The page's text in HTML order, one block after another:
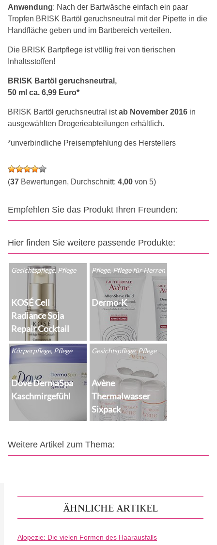
Anwendung: Nach der Bartwäsche einfach ein paar
Tropfen BRISK Bartöl geruchsneutral mit der Pipette in die
Handfläche geben und im Bartbereich verteilen.
Die BRISK Bartpflege ist völlig frei von tierischen
Inhaltsstoffen!
BRISK Bartöl geruchsneutral,
50 ml ca. 6,99 Euro*
BRISK Bartöl geruchsneutral istab November 2016 in
ausgewählten Drogerieabteilungen erhältlich.
*unverbindliche Preisempfehlung des Herstellers
(37 Bewertungen, Durchschnitt: 4,00 von 5)
Empfehlen Sie das Produkt Ihren Freunden:
Hier finden Sie weitere passende Produkte:
Gesichtspflege, Pflege
KOSÉ Cell
Radiance Soja
Repair Cocktail
Pflege, Pflege für Herren
Dermo-K
Körperpflege, Pflege
Dove DermaSpa
Kaschmirgefühl
Gesichtspflege, Pflege
Avène
Thermalwasser
Sixpack
Weitere Artikel zum Thema:
ÄHNLICHE ARTIKEL
Alopezie: Die vielen Formen des Haarausfalls